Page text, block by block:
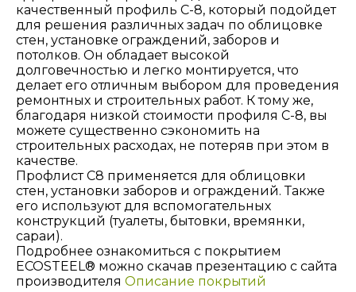
качественный профиль С-8, который подойдет
для решения различных задач по облицовке
стен, установке ограждений, заборов и
потолков. Он обладает высокой
долговечностью и легко монтируется, что
делает его отличным выбором для проведения
ремонтных и строительных работ. К тому же,
благодаря низкой стоимости профиля С-8, вы
можете существенно сэкономить на
строительных расходах, не потеряв при этом в
качестве.
Профлист С8 применяется для облицовки
стен, установки заборов и ограждений. Также
его используют для вспомогательных
конструкций (туалеты, бытовки, времянки,
сараи).
Подробнее ознакомиться с покрытием
ECOSTEEL® можно скачав презентацию с сайта
производителя Описание покрытий